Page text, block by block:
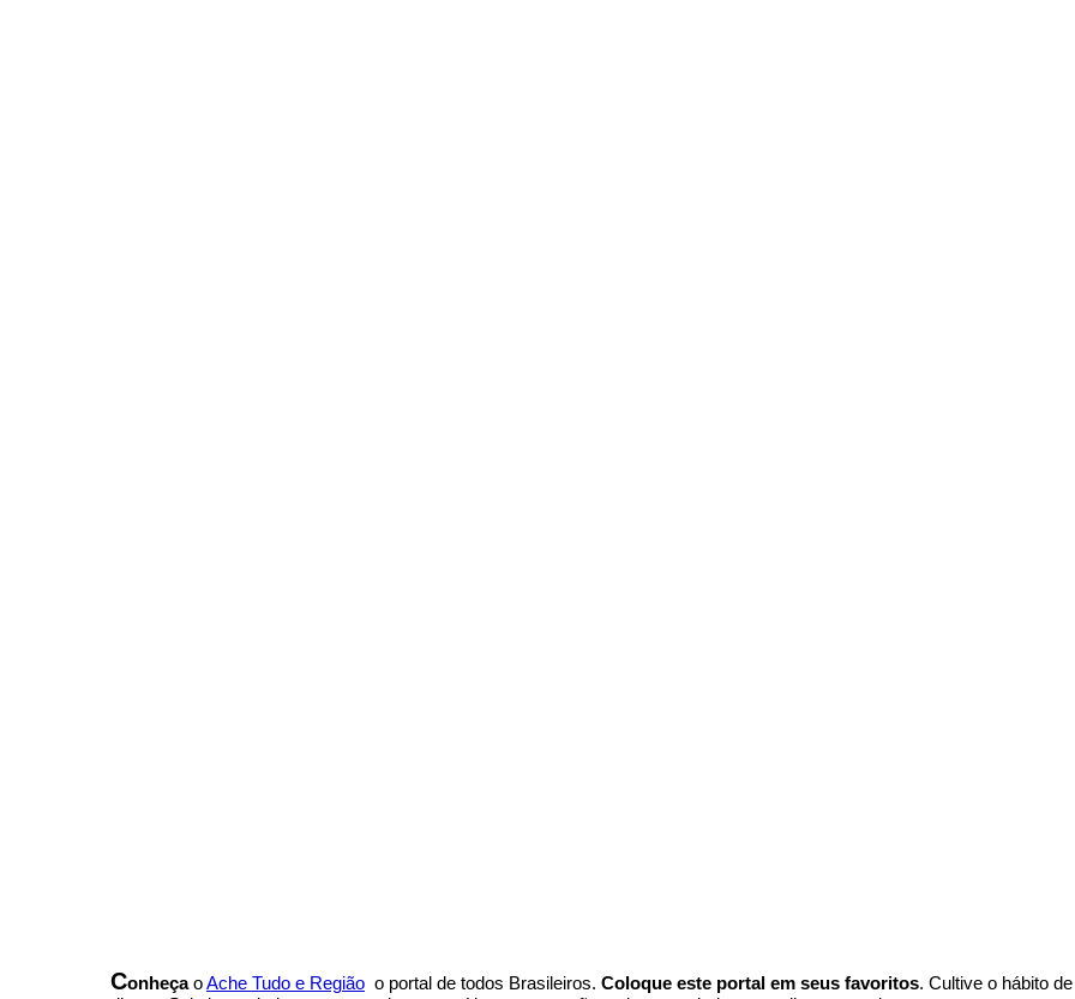
ConheçaoAche Tudo e Região o portal de todos Brasileiros. Coloque este portal em seus favoritos. Cultive o hábito